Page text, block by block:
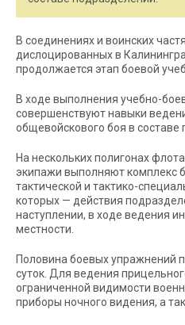
В соединениях и воинских
дислоцированных в
продолжается этап боевой
В ходе выполнения учебно-
совершенствуют навыки
общевойскового боя в составе
На нескольких полигонах
экипажи выполняют комплекс
тактической и тактико-
которых — действия
наступлении, в ходе ведения
местности.
Половина боевых упражнений
суток. Для ведения
ограниченной видимости
приборы ночного видения, а